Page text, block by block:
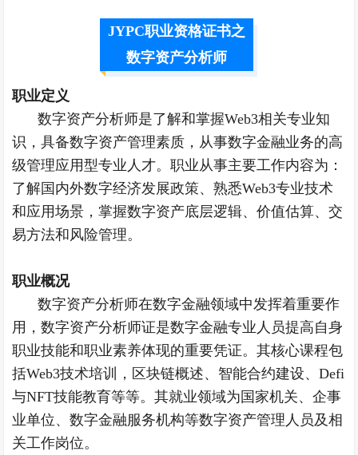
JYPC职业资格证书之
数字资产分析师
职业定义
数字资产分析师是了解和掌握Web3相关专业知
识，具备数字资产管理素质，从事数字金融业务的高
级管理应用型专业人才。职业从事主要工作内容为：
了解国内外数字经济发展政策、熟悉Web3专业技术
和应用场景，掌握数字资产底层逻辑、价值估算、交
易方法和风险管理。
职业概况
数字资产分析师在数字金融领域中发挥着重要作
用，数字资产分析师证是数字金融专业人员提高自身
职业技能和职业素养体现的重要凭证。其核心课程包
括Web3技术培训，区块链概述、智能合约建设、Defi
与NFT技能教育等等。其就业领域为国家机关、企事
业单位、数字金融服务机构等数字资产管理人员及相
关工作岗位。